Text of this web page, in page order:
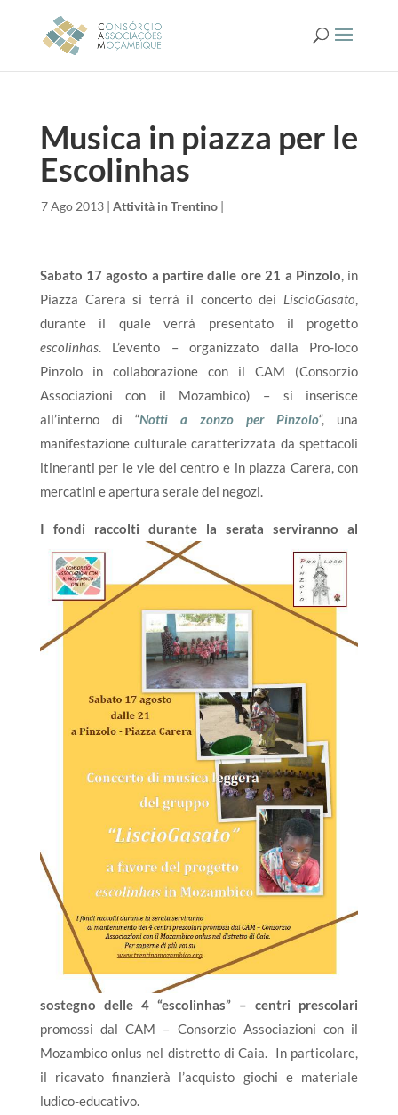
Musica in piazza per le
Escolinhas
7 Ago 2013| Attività in Trentino|
Sabato 17 agosto a partire dalle ore 21 a Pinzolo, in
Piazza Carera si terrà il concerto dei LiscioGasato,
durante il quale verrà presentato il progetto
escolinhas. L’evento – organizzato dalla Pro-loco
Pinzolo in collaborazione con il CAM (Consorzio
Associazioni con il Mozambico) – si inserisce
all’interno di “Notti a zonzo per Pinzolo“, una
manifestazione culturale caratterizzata da spettacoli
itineranti per le vie del centro e in piazza Carera, con
mercatini e apertura serale dei negozi.
I fondi raccolti durante la serata serviranno al
sostegno delle 4 “escolinhas” – centri prescolari
promossi dal CAM – Consorzio Associazioni con il
Mozambico onlus nel distretto di Caia. In particolare,
il ricavato finanzierà l’acquisto giochi e materiale
ludico-educativo.